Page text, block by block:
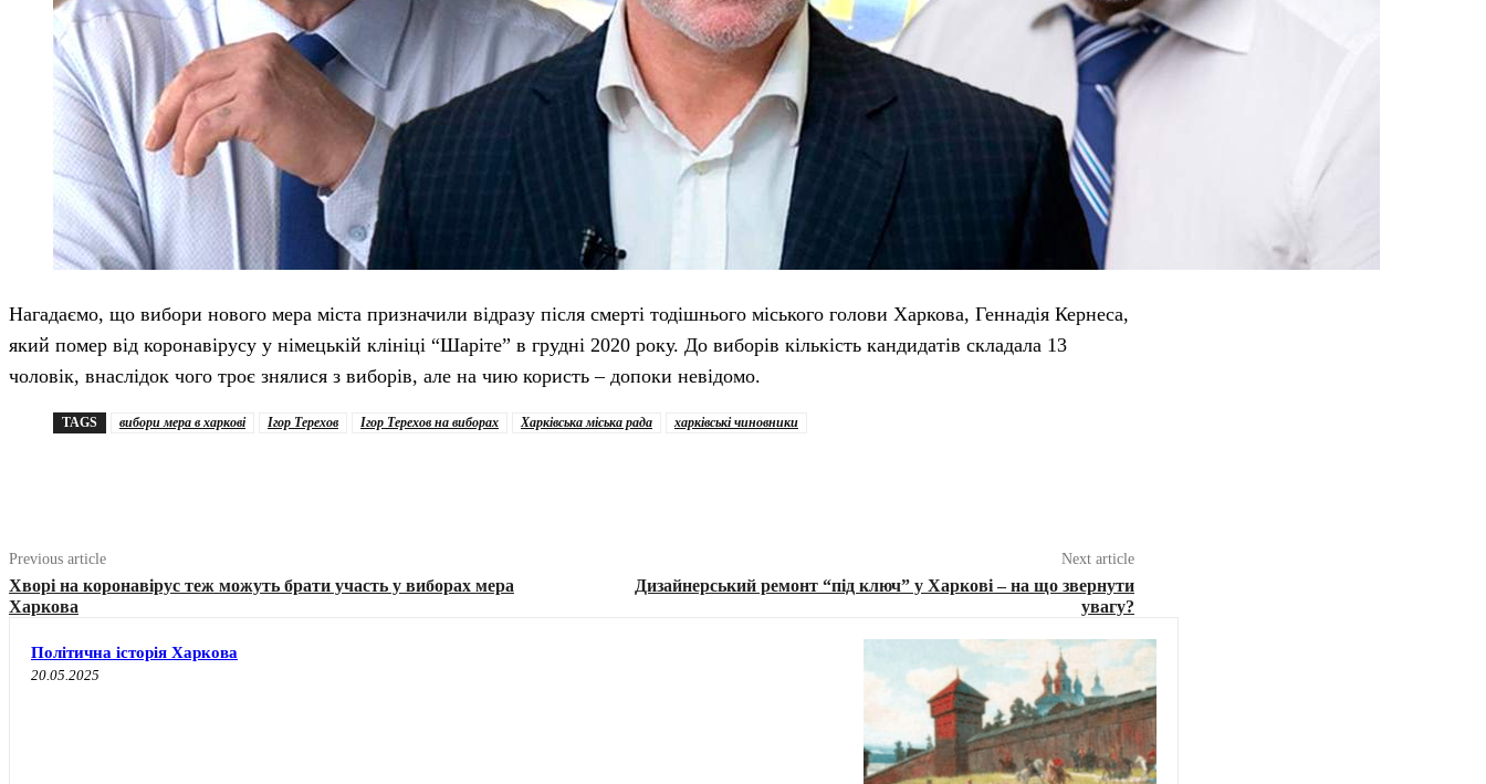
Нагадаємо, що вибори нового мера міста призначили відразу після смерті тодішнього міського голови Харкова, Геннадія Кернеса,
який помер від коронавірусу у німецькій клініці “Шаріте” в грудні 2020 року. До виборів кількість кандидатів складала 13
чоловік, внаслідок чого троє знялися з виборів, але на чию користь – допоки невідомо.
TAGS вибори мера в харкові Ігор Терехов Ігор Терехов на виборах Харківська міська рада харківські чиновники
Previous article
Хворі на коронавірус теж можуть брати участь у виборах мера
Харкова
Next article
Дизайнерський ремонт “під ключ” у Харкові – на що звернути
увагу?
Політична історія Харкова
20.05.2025